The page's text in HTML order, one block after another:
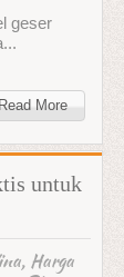
geser
Read More
untuk
, Harga